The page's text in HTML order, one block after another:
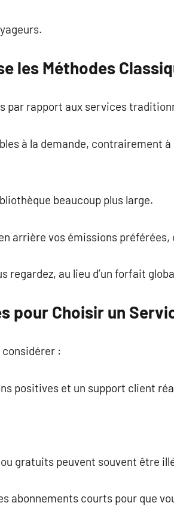
les Méthodes
par rapport aux services
à la demande, contrairement
beaucoup plus large.
arrière vos émissions
regardez, au lieu d’un forfait
pour Choisir un
:
positives et un support client
gratuits peuvent souvent être
abonnements courts pour que